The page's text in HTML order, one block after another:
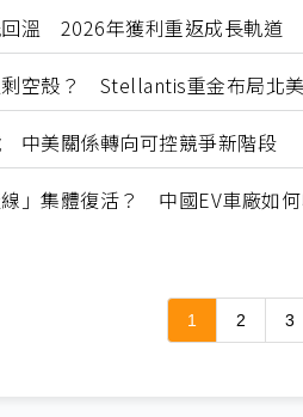
溫 2026年獲利重返成長軌道
空殼？ Stellantis重金布局北
中美關係轉向可控競爭新階段
」集體復活？ 中國EV車廠如
1 2 3